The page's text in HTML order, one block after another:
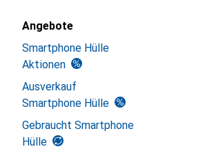
Angebote
Smartphone Hülle
Aktionen
Ausverkauf
Smartphone Hülle
Gebraucht Smartphone
Hülle